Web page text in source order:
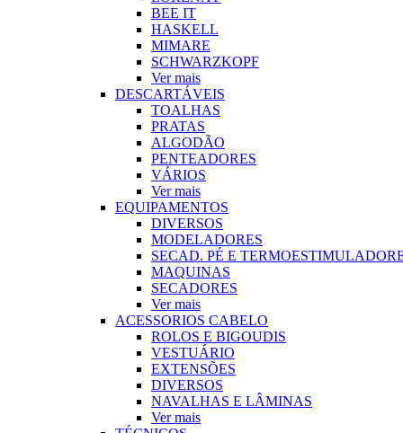
BEE IT
HASKELL
MIMARE
SCHWARZKOPF
Ver mais
DESCARTÁVEIS
TOALHAS
PRATAS
ALGODÃO
PENTEADORES
VÁRIOS
Ver mais
EQUIPAMENTOS
DIVERSOS
MODELADORES
SECAD. PÉ E
MAQUINAS
SECADORES
Ver mais
ACESSORIOS CABELO
ROLOS E BIGOUDIS
VESTUÁRIO
EXTENSÕES
DIVERSOS
NAVALHAS E LÂMINAS
Ver mais